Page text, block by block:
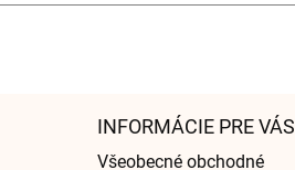
INFORMÁCIE PRE VÁS
Všeobecné obchodné